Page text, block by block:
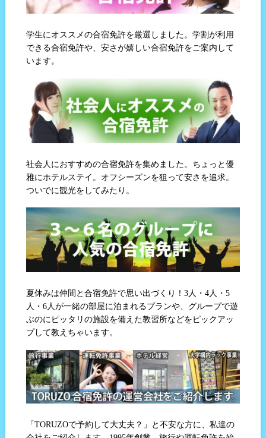
学生にオススメの合宿免許を厳選しました。学割が利用
できる合宿免許や、安さが嬉しい合宿免許をご案内して
います。
社会人におすすめの合宿免許を集めました。ちょっと優
雅にホテルステイ。オフシーズンを狙って安さを追求。
ついでに観光をしてみたり。
夏休みは仲間と合宿免許で思い出づくり！3人・4人・5
人・6人が一緒の部屋に泊まれるプランや、グループで遊
ぶのにピッタリの施設を備えた教習所などをピックアッ
プして教えちゃいます。
「TORUZOで予約して大丈夫？」と不安な方に、私達の